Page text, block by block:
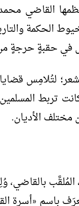
القاضي
حقبةٍ حرجةٍ من
لتُلامِس
تربط
مختلف الأديان.
باسم «أسرة